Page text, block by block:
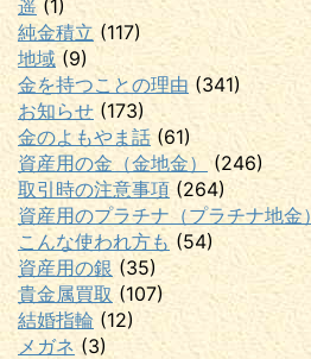
遥 (1)
純金積立 (117)
地域 (9)
金を持つことの理由 (341)
お知らせ (173)
金のよもやま話(61)
資産用の金（金地金） (246)
取引時の注意事項 (264)
資産用のプラチナ（プラチナ地金）
こんな使われ方も (54)
資産用の銀 (35)
貴金属買取 (107)
結婚指輪 (12)
メガネ (3)